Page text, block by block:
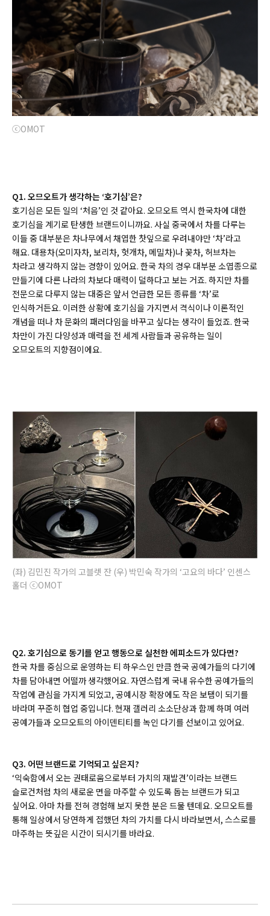
ⓒOMOT
Q1. 오므오트가 생각하는 ‘호기심’은?
호기심은 모든 일의 ‘처음’인 것 같아요. 오므오트 역시 한국차에 대한
호기심을 계기로 탄생한 브랜드이니까요. 사실 중국에서 차를 다루는
이들 중 대부분은 차나무에서 채엽한 찻잎으로 우려내야만 ‘차’라고
해요. 대용차(오미자차, 보리차, 헛개차, 메밀차)나 꽃차, 허브차는
차라고 생각하지 않는 경향이 있어요. 한국 차의 경우 대부분 소엽종으로
만들기에 다른 나라의 차보다 매력이 덜하다고 보는 거죠. 하지만 차를
전문으로 다루지 않는 대중은 앞서 언급한 모든 종류를 ‘차’로
인식하거든요. 이러한 상황에 호기심을 가지면서 격식이나 이론적인
개념을 떠나 차 문화의 패러다임을 바꾸고 싶다는 생각이 들었죠. 한국
차만이 가진 다양성과 매력을 전 세계 사람들과 공유하는 일이
오므오트의 지향점이에요.
(좌) 김민진 작가의 고블렛 잔 (우) 박민숙 작가의 ‘고요의 바다’ 인센스
홀더 ⓒOMOT
Q2. 호기심으로 동기를 얻고 행동으로 실천한 에피소드가 있다면?
한국 차를 중심으로 운영하는 티 하우스인 만큼 한국 공예가들의 다기에
차를 담아내면 어떨까 생각했어요. 자연스럽게 국내 유수한 공예가들의
작업에 관심을 가지게 되었고, 공예시장 확장에도 작은 보탬이 되기를
바라며 꾸준히 협업 중입니다. 현재 갤러리 소소단상과 함께 하며 여러
공예가들과 오므오트의 아이덴티티를 녹인 다기를 선보이고 있어요.
Q3. 어떤 브랜드로 기억되고 싶은지?
‘익숙함에서 오는 권태로움으로부터 가치의 재발견’이라는 브랜드
슬로건처럼 차의 새로운 면을 마주할 수 있도록 돕는 브랜드가 되고
싶어요. 아마 차를 전혀 경험해 보지 못한 분은 드물 텐데요. 오므오트를
통해 일상에서 당연하게 접했던 차의 가치를 다시 바라보면서, 스스로를
마주하는 뜻깊은 시간이 되시기를 바라요.